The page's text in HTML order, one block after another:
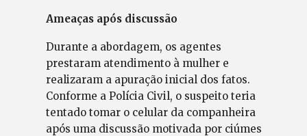
Ameaças após discussão
Durante a abordagem, os agentes
prestaram atendimento à mulher e
realizaram a apuração inicial dos fatos.
Conforme a Polícia Civil, o suspeito teria
tentado tomar o celular da companheira
após uma discussão motivada por ciúmes